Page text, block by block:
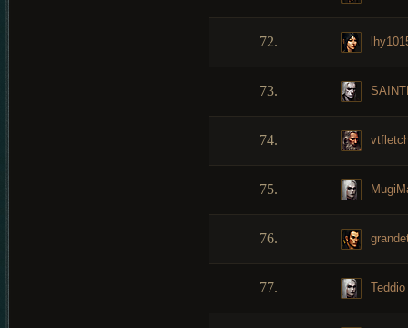
72.
73.
74.
75.
76.
77. Teddio